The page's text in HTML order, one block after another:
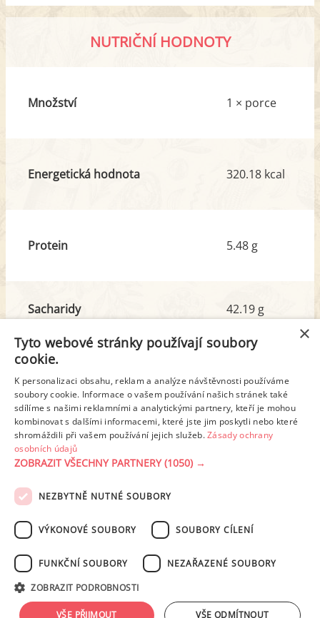
NUTRIČNÍ HODNOTY
Množství 1 × porce
Energetická hodnota 320.18 kcal
Protein 5.48 g
Sacharidy
z toho cukr
42.19 g
17.30 g
Tuk
z toho nas. mastné kyseliny
13.24 g
4.07 g
Detailní rozpis
PODMÍNKY UŽITÍ ZÁSADY OCHRANY OSOBNÍCH ÚDAJŮ
NASTAVENÍ COOKIES
tohoto serveru je bez písemného souhlasu provozovatele zakázáno.
Design: Eva Roverová
×
Tyto webové stránky používají soubory
cookie.
K personalizaci obsahu, reklam a analýze návštěvnosti používáme
soubory cookie. Informace o vašem používání našich stránek také
sdílíme s našimi reklamními a analytickými partnery, kteří je mohou
kombinovat s dalšími informacemi, které jste jim poskytli nebo které
shromáždili při vašem používání jejich služeb.Zásady ochrany
osobních údajů
ZOBRAZIT VŠECHNY PARTNERY(1050) →
NEZBYTNĚ NUTNÉ SOUBORY
VÝKONOVÉ SOUBORY SOUBORY CÍLENÍ
FUNKČNÍ SOUBORY NEZAŘAZENÉ SOUBORY
ZOBRAZIT PODROBNOSTI
VŠE PŘIJMOUT VŠE ODMÍTNOUT